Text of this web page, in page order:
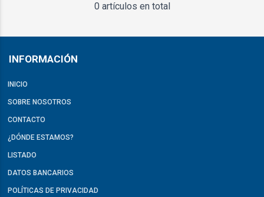
0 artículos en total
INFORMACIÓN
INICIO
SOBRE NOSOTROS
CONTACTO
¿DÓNDE ESTAMOS?
LISTADO
DATOS BANCARIOS
POLÍTICAS DE PRIVACIDAD